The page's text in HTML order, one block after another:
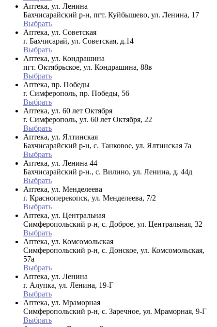
Аптека, ул. Ленина
Бахчисарайский р-н, пгт. Куйбышево, ул. Ленина, 17
Выбрать
Аптека, ул. Советская
г. Бахчисарай, ул. Советская, д.14
Выбрать
Аптека, ул. Кондрашина
пгт. Октябрьское, ул. Кондрашина, 88в
Выбрать
Аптека, пр. Победы
г. Симферополь, пр. Победы, 56
Выбрать
Аптека, ул. 60 лет Октября
г. Симферополь, ул. 60 лет Октября, 22
Выбрать
Аптека, ул. Ялтинская
Бахчисарайский р-н, с. Танковое, ул. Ялтинская 7а
Выбрать
Аптека, ул. Ленина 44
Бахчисарайский р-н., с. Вилино, ул. Ленина, д. 44д
Выбрать
Аптека, ул. Менделеева
г. Красноперекопск, ул. Менделеева, 7/2
Выбрать
Аптека, ул. Центральная
Симферопольский р-н, с. Доброе, ул. Центральная, 32
Выбрать
Аптека, ул. Комсомольская
Симферопольский р-н, с. Донское, ул. Комсомольская,
57а
Выбрать
Аптека, ул. Ленина
г. Алупка, ул. Ленина, 19-Г
Выбрать
Аптека, ул. Мраморная
Симферопольский р-н, с. Заречное, ул. Мраморная, 9-Г
Выбрать